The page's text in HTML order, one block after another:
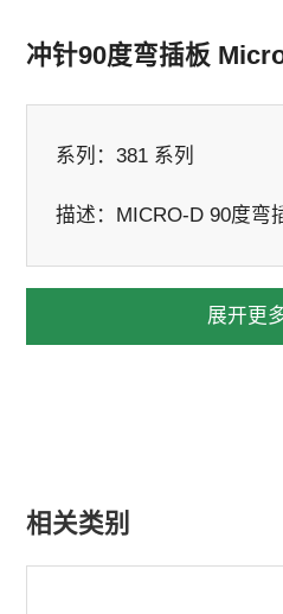
冲针90度弯插板
系列：381 系列
描述： MICRO-D 90度弯
展开更
相关类别